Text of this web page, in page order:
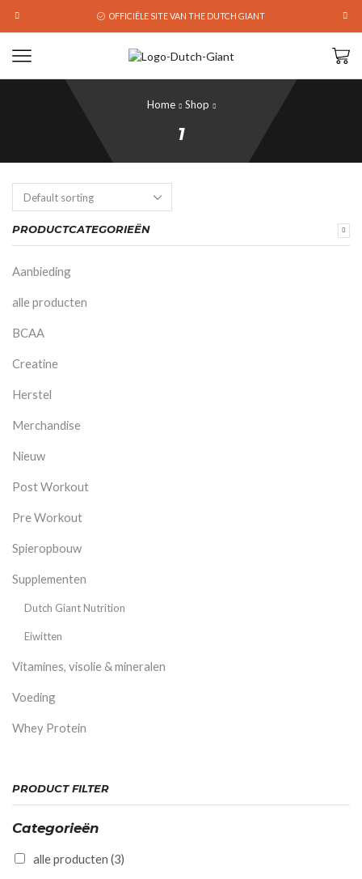
OFFICIËLE SITE VAN THE DUTCH GIANT
Home Shop
1
PRODUCTCATEGORIEËN
Aanbieding
alle producten
BCAA
Creatine
Herstel
Merchandise
Nieuw
Post Workout
Pre Workout
Spieropbouw
Supplementen
Dutch Giant Nutrition
Eiwitten
Vitamines, visolie & mineralen
Voeding
Whey Protein
PRODUCT FILTER
Categorieën
alle producten (3)